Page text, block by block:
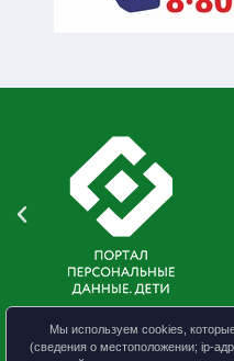
Мы используем cookies,
(сведения о местоположении; ip-